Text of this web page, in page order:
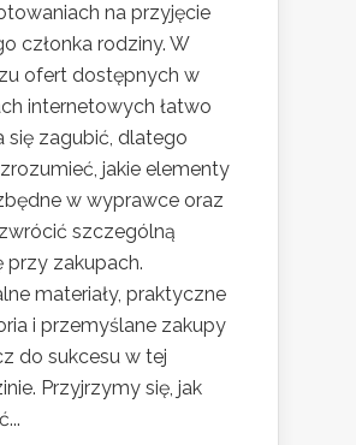
na przyjęcie
członka rodziny. W
ofert dostępnych w
internetowych łatwo
się zagubić, dlatego
jakie elementy
w wyprawce oraz
szczególną
przy zakupach.
materiały, praktyczne
i przemyślane zakupy
do sukcesu w tej
Przyjrzymy się, jak